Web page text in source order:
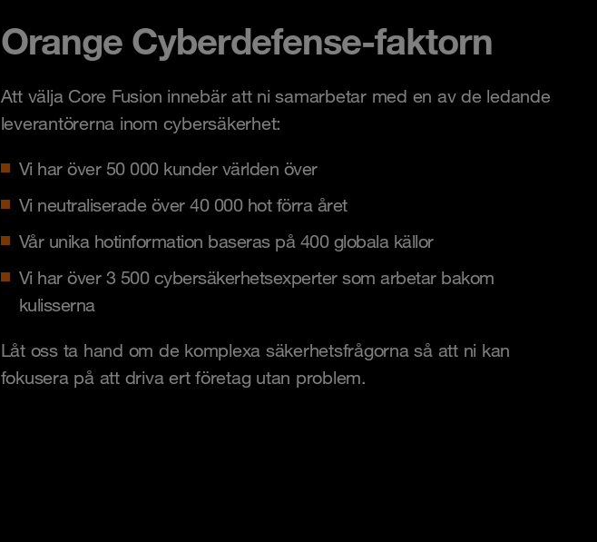
Orange Cyberdefense-faktorn
Att välja Core Fusion innebär att ni samarbetar med en av de ledande
leverantörerna inom cybersäkerhet:
Vi har över 50 000 kunder världen över
Vi neutraliserade över 40 000 hot förra året
Vår unika hotinformation baseras på 400 globala källor
Vi har över 3 500 cybersäkerhetsexperter som arbetar bakom
kulisserna
Låt oss ta hand om de komplexa säkerhetsfrågorna så att ni kan
fokusera på att driva ert företag utan problem.